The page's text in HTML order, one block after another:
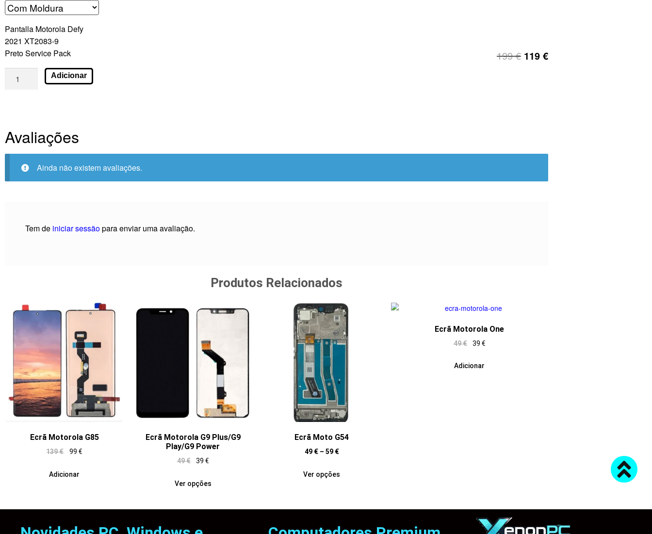
Pantalla Motorola Defy
2021 XT2083-9
Preto Service Pack
199€ 119 €
Adicionar
Avaliações
Ainda não existem avaliações.
Tem de iniciar sessãopara enviar uma avaliação.
Produtos Relacionados
Ecrã Motorola G85
139€ 99 €
Adicionar
Ecrã Motorola G9 Plus/G9
Play/G9 Power
49€ 39€
Ver opções
Ecrã Moto G54
49 € – 59 €
Ver opções
Ecrã Motorola One
49€ 39€
Adicionar